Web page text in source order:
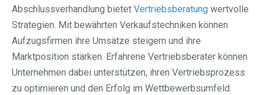
Abschlussverhandlung bietet Vertriebsberatung wertvolle
Strategien. Mit bewährten Verkaufstechniken können
Aufzugsfirmen ihre Umsätze steigern und ihre
Marktposition stärken. Erfahrene Vertriebsberater können
Unternehmen dabei unterstützen, ihren Vertriebsprozess
zu optimieren und den Erfolg im Wettbewerbsumfeld